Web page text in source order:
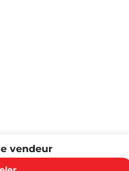
vendeur